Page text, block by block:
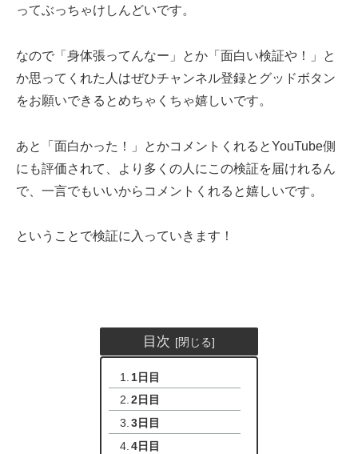
ってぶっちゃけしんどいです。
なので「身体張ってんなー」とか「面白い検証や！」と
か思ってくれた人はぜひチャンネル登録とグッドボタン
をお願いできるとめちゃくちゃ嬉しいです。
あと「面白かった！」とかコメントくれるとYouTube側
にも評価されて、より多くの人にこの検証を届けれるん
で、一言でもいいからコメントくれると嬉しいです。
ということで検証に入っていきます！
目次
1日目
2日目
3日目
4日目